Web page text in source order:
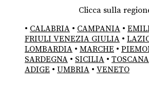
Clicca sulla
• CALABRIA • CAMPANIA •
FRIULI VENEZIA GIULIA •
LOMBARDIA • MARCHE •
SARDEGNA • SICILIA • TOSCANA
ADIGE • UMBRIA • VENETO